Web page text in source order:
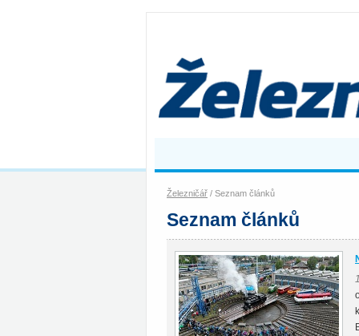
Železničář / Seznam článků
Seznam článků